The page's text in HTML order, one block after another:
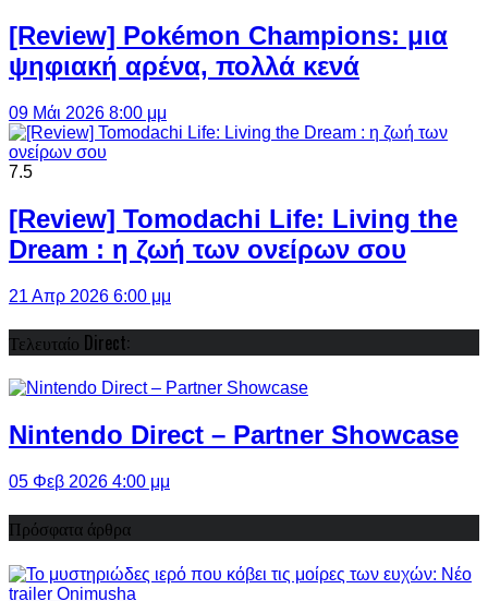
[Review] Pokémon Champions: μια
ψηφιακή αρένα, πολλά κενά
09 Μάι 2026 8:00 μμ
7.5
[Review] Tomodachi Life: Living the
Dream : η ζωή των ονείρων σου
21 Απρ 2026 6:00 μμ
Τελευταίο Direct:
Nintendo Direct – Partner Showcase
05 Φεβ 2026 4:00 μμ
Πρόσφατα άρθρα